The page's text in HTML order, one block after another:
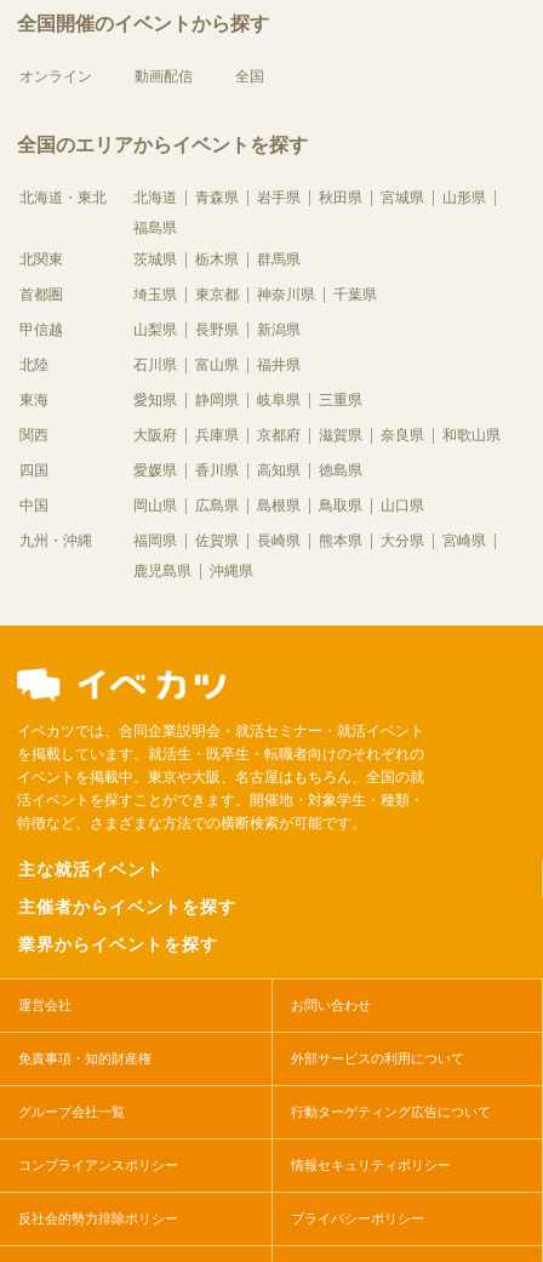
全国開催のイベントから探す
オンライン 動画配信 全国
全国のエリアからイベントを探す
北海道・東北 北海道 青森県 岩手県 秋田県 宮城県
山形県
福島県
北関東
茨城県 栃木県 群馬県
首都圏 埼玉県 東京都 神奈川県 千葉県
甲信越 山梨県 長野県 新潟県
北陸 石川県 富山県 福井県
東海 愛知県 静岡県 岐阜県 三重県
関西 大阪府 兵庫県 京都府 滋賀県 奈良県 和歌山県
四国 愛媛県 香川県 高知県 徳島県
中国 岡山県 広島県 島根県 鳥取県 山口県
九州・沖縄 福岡県 佐賀県 長崎県 熊本県 大分県
宮崎県
鹿児島県
沖縄県
イベカツでは、合同企業説明会・就活セミナー・就活イベント
を掲載しています。就活生・既卒生・転職者向けのそれぞれの
イベントを掲載中。東京や大阪、名古屋はもちろん、全国の就
活イベントを探すことができます。開催地・対象学生・種類・
特徴など、さまざまな方法での横断検索が可能です。
主な就活イベント
主催者からイベントを探す
業界からイベントを探す
運営会社 お問い合わせ
免責事項・知的財産権 外部サービスの利用について
グループ会社一覧 行動ターゲティング広告について
コンプライアンスポリシー 情報セキュリティポリシー
反社会的勢力排除ポリシー プライバシーポリシー